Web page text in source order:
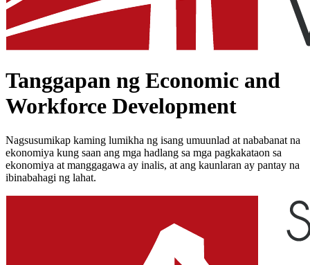
Tanggapan ng Economic and
Workforce Development
Nagsusumikap kaming lumikha ng isang umuunlad at nababanat na
ekonomiya kung saan ang mga hadlang sa mga pagkakataon sa
ekonomiya at manggagawa ay inalis, at ang kaunlaran ay pantay na
ibinabahagi ng lahat.​